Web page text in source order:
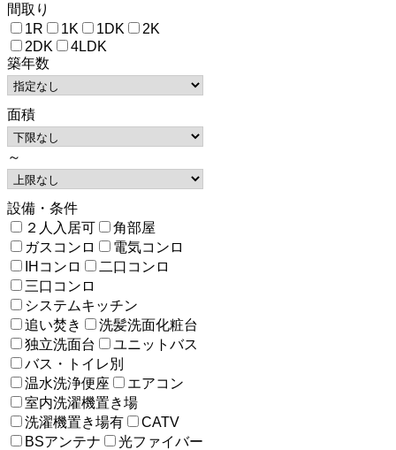
間取り
1R
1K 1DK
2K
2DK
4LDK
築年数
面積
～
設備・条件
２人入居可
角部屋
ガスコンロ
電気コンロ
IHコンロ
二口コンロ
三口コンロ
システムキッチン
追い焚き
洗髪洗面化粧台
独立洗面台
ユニットバス
バス・トイレ別
温水洗浄便座
エアコン
室内洗濯機置き場
洗濯機置き場有
CATV
BSアンテナ
光ファイバー